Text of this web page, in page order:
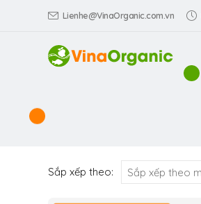
Lienhe@VinaOrganic.com.vn
Sắp xếp theo: